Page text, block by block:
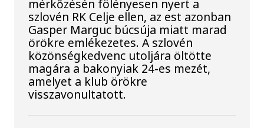
mérkőzésén fölényesen nyert a
szlovén RK Celje ellen, az est azonban
Gasper Marguc búcsúja miatt marad
örökre emlékezetes. A szlovén
közönségkedvenc utoljára öltötte
magára a bakonyiak 24-es mezét,
amelyet a klub örökre
visszavonultatott.